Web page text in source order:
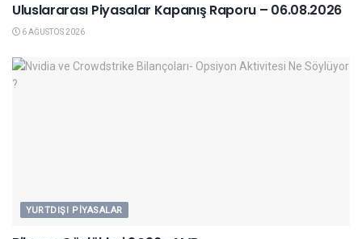
Uluslararası Piyasalar Kapanış Raporu – 06.08.2026
6 AĞUSTOS 2026
YURTDIŞI PIYASALAR